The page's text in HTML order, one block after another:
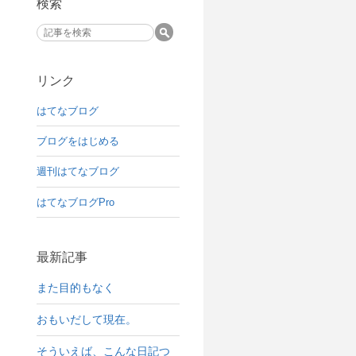
検索
リンク
はてなブログ
ブログをはじめる
週刊はてなブログ
はてなブログPro
最新記事
また目的もなく
おもいだして現在。
そういえば、こんな日記つ